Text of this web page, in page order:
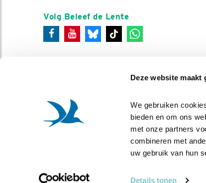
Deze website maakt
We gebruiken
bieden en om ons
met onze partners
combineren met
uw gebruik van hun
Details tonen
Volg Beleef de Lente